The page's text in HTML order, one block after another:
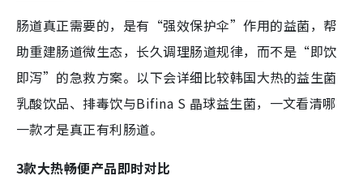
肠道真正需要的，是有“强效保护伞”作用的益菌，帮
助重建肠道微生态，长久调理肠道规律，而不是“即饮
即泻”的急救方案。以下会详细比较韩国大热的益生菌
乳酸饮品、排毒饮与Bifina S 晶球益生菌，一文看清哪
一款才是真正有利肠道。
3款大热畅便产品即时对比